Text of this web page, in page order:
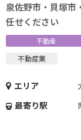
泉佐野市・貝塚市
任せください
不動産
不動産業
エリア
最寄り駅